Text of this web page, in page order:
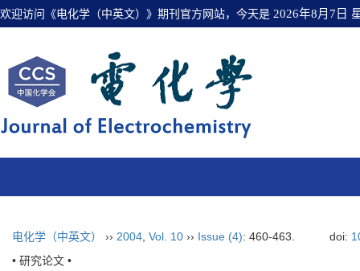
欢迎访问《电化学（中英文）》期刊官方网站，今天是 2026年8月7日
电化学（中英文） ›› 2004 Vol. 10 ›› Issue (4): 460-463. doi:
• 研究论文 •